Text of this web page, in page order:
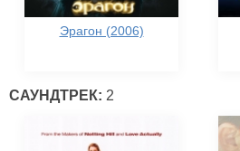
Эрагон (2006)
САУНДТРЕК: 2